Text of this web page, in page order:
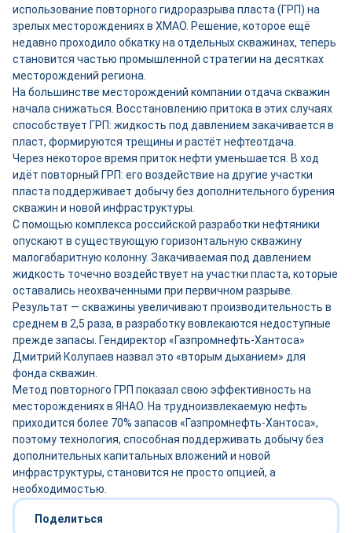
использование повторного гидроразрыва пласта (ГРП) на
зрелых месторождениях в ХМАО. Решение, которое ещё
недавно проходило обкатку на отдельных скважинах, теперь
становится частью промышленной стратегии на десятках
месторождений региона.
На большинстве месторождений компании отдача скважин
начала снижаться. Восстановлению притока в этих случаях
способствует ГРП: жидкость под давлением закачивается в
пласт, формируются трещины и растёт нефтеотдача.
Через некоторое время приток нефти уменьшается. В ход
идёт повторный ГРП: его воздействие на другие участки
пласта поддерживает добычу без дополнительного бурения
скважин и новой инфраструктуры.
С помощью комплекса российской разработки нефтяники
опускают в существующую горизонтальную скважину
малогабаритную колонну. Закачиваемая под давлением
жидкость точечно воздействует на участки пласта, которые
оставались неохваченными при первичном разрыве.
Результат — скважины увеличивают производительность в
среднем в 2,5 раза, в разработку вовлекаются недоступные
прежде запасы. Гендиректор «Газпромнефть-Хантоса»
Дмитрий Колупаев назвал это «вторым дыханием» для
фонда скважин.
Метод повторного ГРП показал свою эффективность на
месторождениях в ЯНАО. На трудноизвлекаемую нефть
приходится более 70% запасов «Газпромнефть-Хантоса»,
поэтому технология, способная поддерживать добычу без
дополнительных капитальных вложений и новой
инфраструктуры, становится не просто опцией, а
необходимостью.
Поделиться